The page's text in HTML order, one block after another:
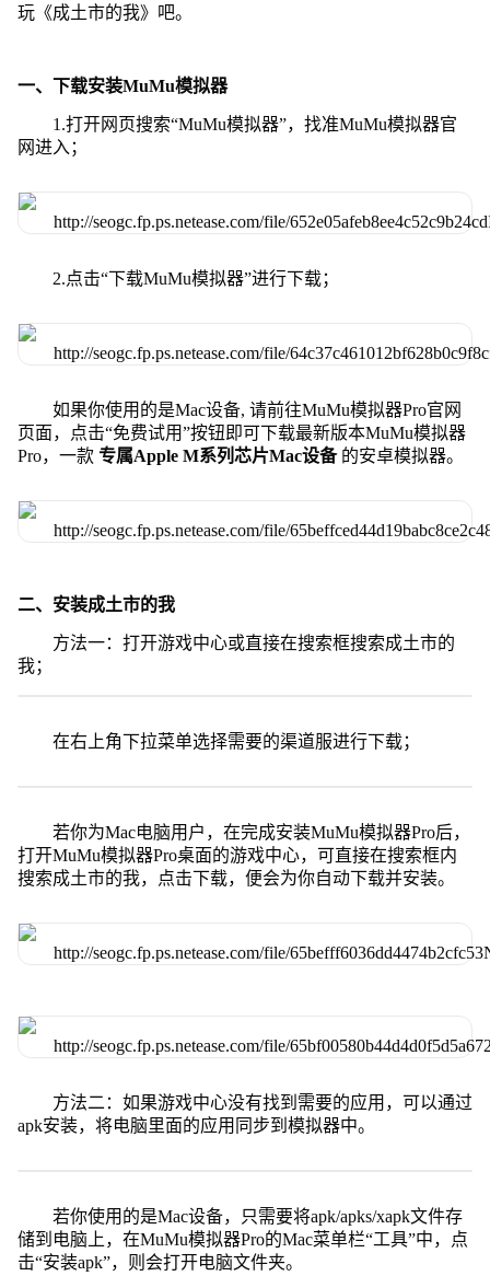
玩《成土市的我》吧。
一、下载安装MuMu模拟器
1.打开网页搜索“MuMu模拟器”，找准MuMu模拟器官
网进入；
2.点击“下载MuMu模拟器”进行下载；
如果你使用的是Mac设备, 请前往MuMu模拟器Pro官网
页面，点击“免费试用”按钮即可下载最新版本MuMu模拟器
Pro，一款 专属Apple M系列芯片Mac设备 的安卓模拟器。
二、安装成土市的我
方法一：打开游戏中心或直接在搜索框搜索成土市的
我；
在右上角下拉菜单选择需要的渠道服进行下载；
若你为Mac电脑用户，在完成安装MuMu模拟器Pro后，
打开MuMu模拟器Pro桌面的游戏中心，可直接在搜索框内
搜索成土市的我，点击下载，便会为你自动下载并安装。
方法二：如果游戏中心没有找到需要的应用，可以通过
apk安装，将电脑里面的应用同步到模拟器中。
若你使用的是Mac设备，只需要将apk/apks/xapk文件存
储到电脑上，在MuMu模拟器Pro的Mac菜单栏“工具”中，点
击“安装apk”，则会打开电脑文件夹。